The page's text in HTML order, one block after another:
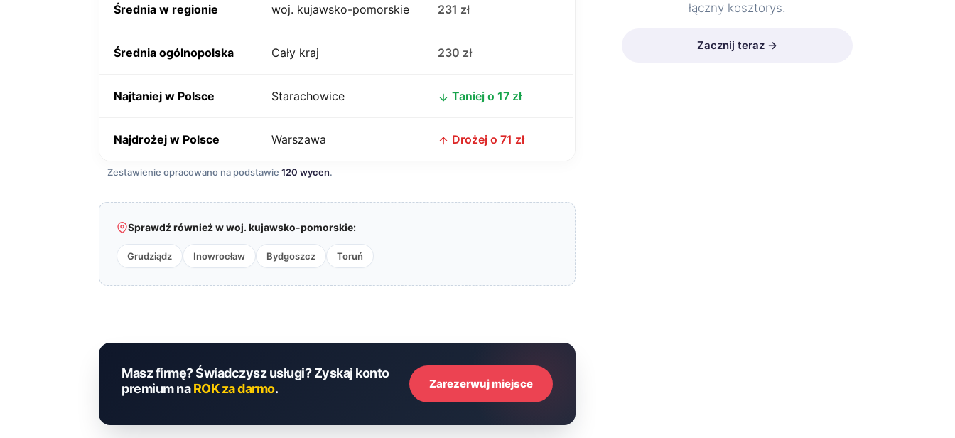
Średnia w regionie woj. kujawsko-pomorskie 231 zł
Średnia ogólnopolska Cały kraj 230 zł
Najtaniej w Polsce Starachowice Taniej o 17 zł
Najdrożej w Polsce Warszawa Drożej o 71 zł
Zestawienie opracowano na podstawie 120 wycen.
Sprawdź również w woj. kujawsko-pomorskie:
Grudziądz Inowrocław Bydgoszcz Toruń
Masz firmę? Świadczysz usługi? Zyskaj konto
premium naROK za darmo. Zarezerwuj miejsce
łączny kosztorys.
Zacznij teraz →